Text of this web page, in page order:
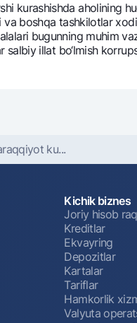
kurashishda aholining
boshqa tashkilotlar
bugunning muhim
salbiy illat bo‘lmish
ku...
Kichik biznes
Joriy hisob
Kreditlar
Ekvayring
Depozitlar
Kartalar
Tariflar
Hamkorlik
Valyuta